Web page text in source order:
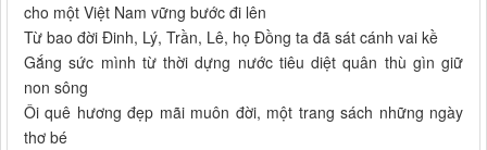
cho một Việt Nam vững bước đi lên
Từ bao đời Đinh, Lý, Trần, Lê, họ Đồng ta đã sát cánh vai kề
Gắng sức mình từ thời dựng nước tiêu diệt quân thù gìn giữ
non sông
Ôi quê hương đẹp mãi muôn đời, một trang sách những ngày
thơ bé